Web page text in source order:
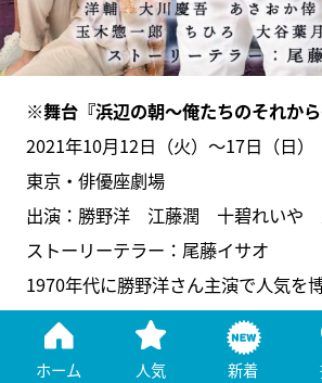
※舞台『浜辺の朝～俺たちのそれから
2021年10月12日（火）～17日（日）
東京・俳優座劇場
出演：勝野洋 江藤潤 十碧れいや
ストーリーテラー：尾藤イサオ
1970年代に勝野洋さん主演で人気を
マ『俺たちの朝』を原作に、“その30
語。
ホーム 人気 新着